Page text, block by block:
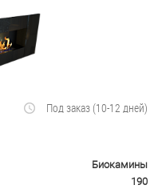
Под заказ (10-12 дней)
Биокамины
190